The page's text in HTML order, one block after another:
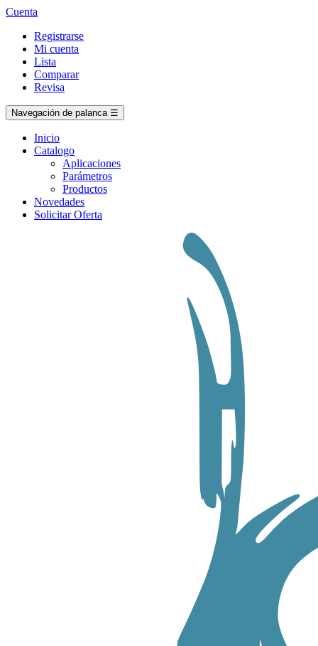
Cuenta
Registrarse
Mi cuenta
Lista
Comparar
Revisa
Navegación de palanca ☰
Inicio
Catalogo
Aplicaciones
Parámetros
Productos
Novedades
Solicitar Oferta